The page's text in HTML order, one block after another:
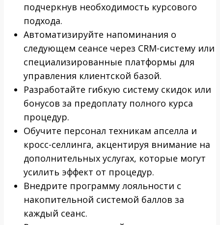
подчеркнув необходимость курсового
подхода.
Автоматизируйте напоминания о
следующем сеансе через CRM-систему или
специализированные платформы для
управления клиентской базой.
Разработайте гибкую систему скидок или
бонусов за предоплату полного курса
процедур.
Обучите персонал техникам апселла и
кросс-селлинга, акцентируя внимание на
дополнительных услугах, которые могут
усилить эффект от процедур.
Внедрите программу лояльности с
накопительной системой баллов за
каждый сеанс.